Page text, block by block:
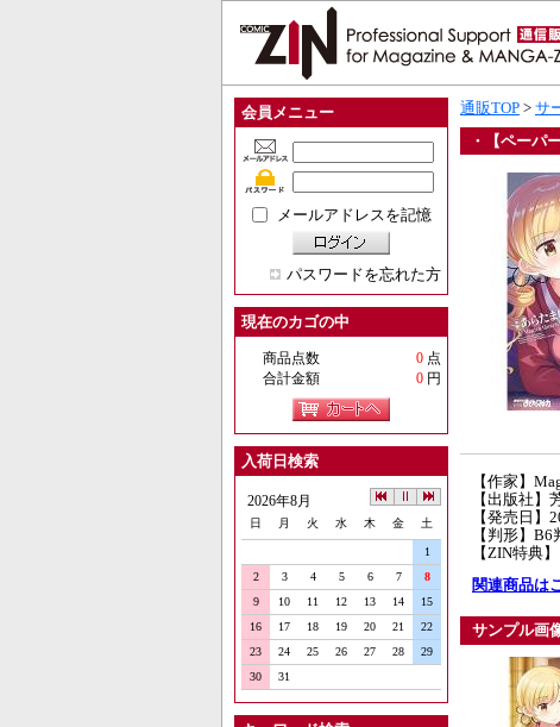
会員メニュー
メールアドレスを記憶
パスワードを忘れた方
現在のカゴの中
商品点数 0 点
合計金額
0 円
入荷日検索
2026年8月
日 月 火 水 木 金 土
1
2
3 4 5 6 7
8
9
10 11 12 13 14
15
16
17 18 19 20 21
22
23
24 25 26 27 28
29
30
31
通販TOP > サ
・【ペーパ
【作家】
【出版社】
【発売日】
【判形】B6
【ZIN特典
関連商品は
サンプル画